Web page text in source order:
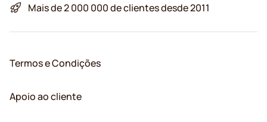
Mais de 2 000 000 de clientes desde 2011
Termos e Condições
Apoio ao cliente